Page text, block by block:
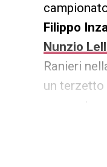
Filippo
Nunzio
Ranieri
un
mistero